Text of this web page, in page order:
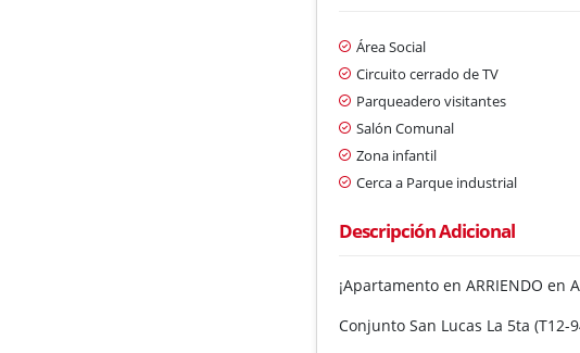
Área Social
Circuito cerrado de TV
Parqueadero visitantes
Salón Comunal
Zona infantil
Cerca a Parque industrial
Descripción Adicional
¡Apartamento en ARRIENDO en
Conjunto San Lucas La 5ta (T12-